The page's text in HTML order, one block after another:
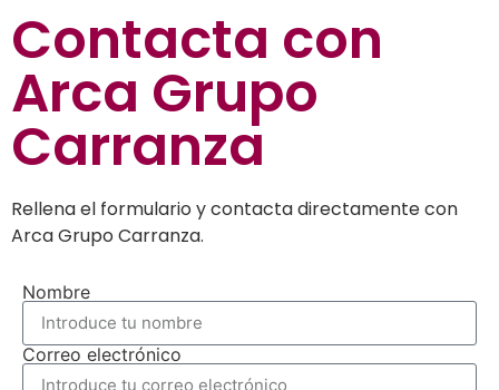
Contacta con
Arca Grupo
Carranza
Rellena el formulario y contacta directamente con
Arca Grupo Carranza.
Nombre
Correo electrónico